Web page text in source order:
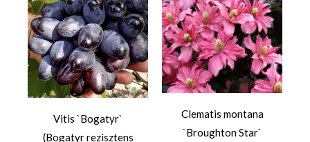
Vitis `Bogatyr`
(Bogatyr rezisztens
Clematis montana
`Broughton Star`